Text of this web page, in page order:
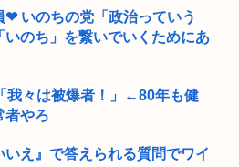
❤‍ いのちの党「政治っていう
のち」を繋いでいくためにあ
我々は被爆者！」←80年も健
者やろ
え』で答えられる質問でワイ